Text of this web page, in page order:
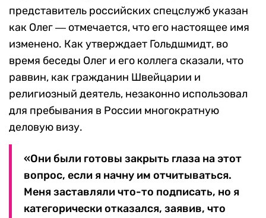
представитель российских спецслужб указан
как Олег ― отмечается, что его настоящее имя
изменено. Как утверждает Гольдшмидт, во
время беседы Олег и его коллега сказали, что
раввин, как гражданин Швейцарии и
религиозный деятель, незаконно использовал
для пребывания в России многократную
деловую визу.
«Они были готовы закрыть глаза на этот
вопрос, если я начну им отчитываться.
Меня заставляли что-то подписать, но я
категорически отказался, заявив, что